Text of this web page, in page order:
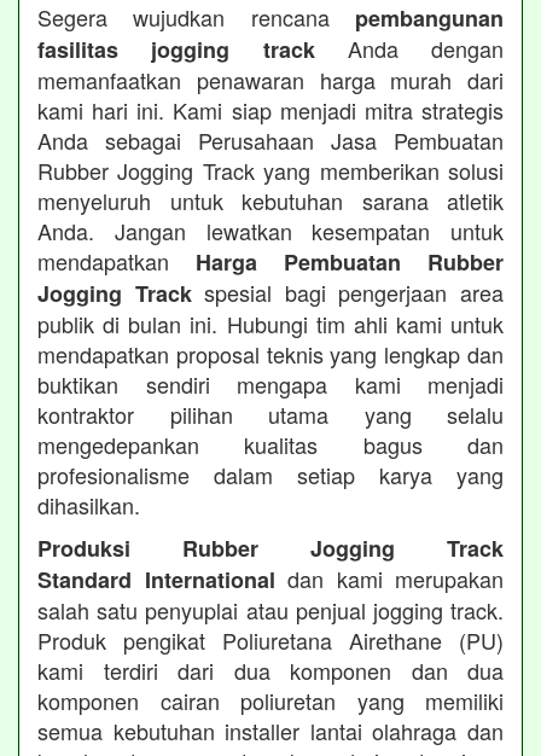
Segera wujudkan rencana pembangunan
fasilitas jogging trackAnda dengan
memanfaatkan penawaran harga murah dari
kami hari ini. Kami siap menjadi mitra strategis
Anda sebagai Perusahaan Jasa Pembuatan
Rubber Jogging Track yang memberikan solusi
menyeluruh untuk kebutuhan sarana atletik
Anda. Jangan lewatkan kesempatan untuk
mendapatkan Harga Pembuatan Rubber
Jogging Trackspesial bagi pengerjaan area
publik di bulan ini. Hubungi tim ahli kami untuk
mendapatkan proposal teknis yang lengkap dan
buktikan sendiri mengapa kami menjadi
kontraktor pilihan utama yang selalu
mengedepankan kualitas bagus dan
profesionalisme dalam setiap karya yang
dihasilkan.
Produksi Rubber Jogging Track
Standard International dan kami merupakan
salah satu penyuplai atau penjual jogging track.
Produk pengikat Poliuretana Airethane (PU)
kami terdiri dari dua komponen dan dua
komponen cairan poliuretan yang memiliki
semua kebutuhan installer lantai olahraga dan